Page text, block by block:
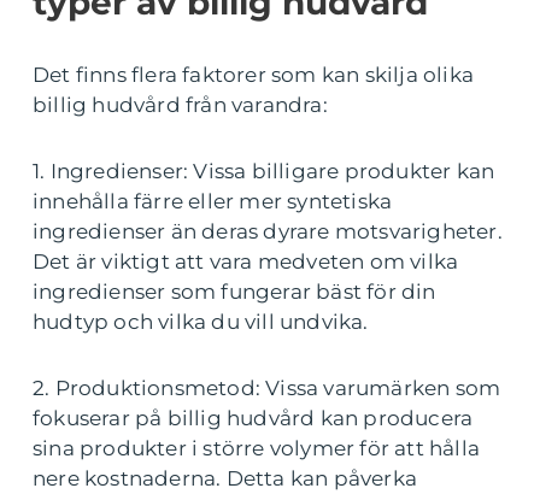
Det finns flera faktorer som kan skilja olika
billig hudvård från varandra:
1. Ingredienser: Vissa billigare produkter kan
innehålla färre eller mer syntetiska
ingredienser än deras dyrare motsvarigheter.
Det är viktigt att vara medveten om vilka
ingredienser som fungerar bäst för din
hudtyp och vilka du vill undvika.
2. Produktionsmetod: Vissa varumärken som
fokuserar på billig hudvård kan producera
sina produkter i större volymer för att hålla
nere kostnaderna. Detta kan påverka